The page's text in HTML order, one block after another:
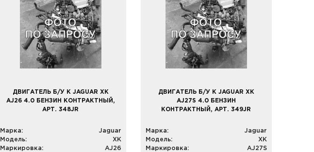
ДВИГАТЕЛЬ Б/У К JAGUAR XK
AJ26 4.0 БЕНЗИН КОНТРАКТНЫЙ,
АРТ. 348JR
Марка:
Jaguar
Модель:
XK
Маркировка:
AJ26
ДВИГАТЕЛЬ Б/У К JAGUAR XK
AJ27S 4.0 БЕНЗИН
КОНТРАКТНЫЙ, АРТ. 349JR
Марка:
Jaguar
Модель:
XK
Маркировка:
AJ27S